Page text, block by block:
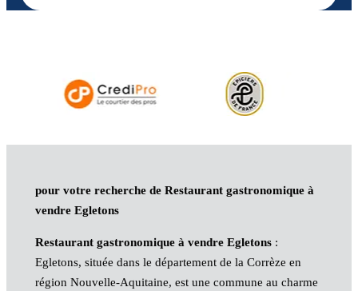
pour votre recherche de Restaurant gastronomique à
vendre Egletons
Restaurant gastronomique à vendre Egletons:
Egletons, située dans le département de la Corrèze en
région Nouvelle-Aquitaine, est une commune au charme